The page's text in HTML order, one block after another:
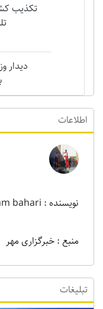
تکذیب
دیدار
اطلاعات
نویسنده : maryam bahari
منبع : خبرگزاری مهر
تبلیغات